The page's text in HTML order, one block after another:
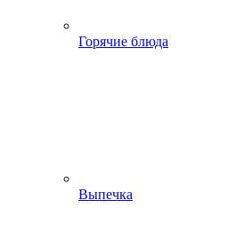
Горячие блюда
Выпечка